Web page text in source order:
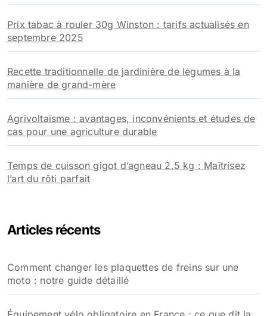
Prix tabac à rouler 30g Winston : tarifs actualisés en
septembre 2025
Recette traditionnelle de jardinière de légumes à la
manière de grand-mère
Agrivoltaïsme : avantages, inconvénients et études de
cas pour une agriculture durable
Temps de cuisson gigot d’agneau 2.5 kg : Maîtrisez
l’art du rôti parfait
Articles récents
Comment changer les plaquettes de freins sur une
moto : notre guide détaillé